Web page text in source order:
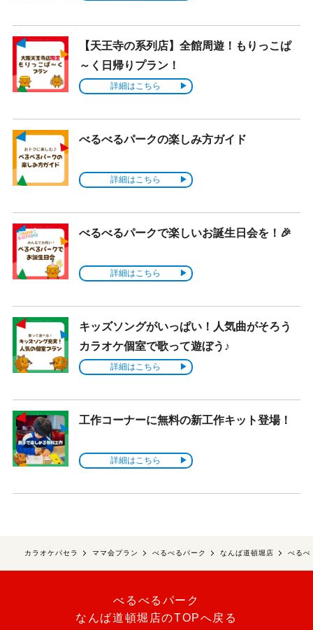
【天王寺の系列店】全館周遊！もりっこぱ
～く日帰りプラン！
詳細はこちら
べるべるパークの楽しみ方ガイド
詳細はこちら
べるべるパークで楽しいお誕生日会を！🎉
詳細はこちら
キッズソングがいっぱい！人気曲がそろう
カラオケ個室で歌って遊ぼう♪
詳細はこちら
工作コーナーに無料の新工作キット登場！
詳細はこちら
カラオケパセラ ママ会プラン べるべるパーク なんば道頓堀店 べるべ
べるべるパーク
なんば道頓堀店のTOPへ戻る